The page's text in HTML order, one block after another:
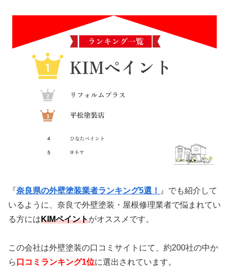
『奈良県の外壁塗装業者ランキング5選！ 』でも紹介して
いるように、奈良で外壁塗装・屋根修理業者で悩まれてい
る方にはKIMペイントがオススメです。
この会社は外壁塗装の口コミサイトにて、約200社の中か
ら 口コミランキング1位に選出されています。